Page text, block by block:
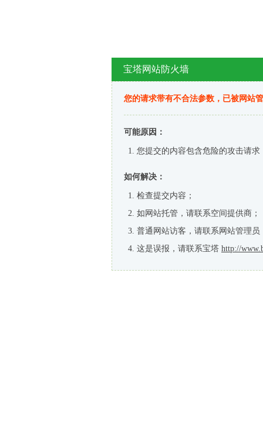
宝塔网站防火墙
您的请求带有不合法参数，已被网站
可能原因：
您提交的内容包含危险的攻击请求
如何解决：
检查提交内容；
如网站托管，请联系空间提供商；
普通网站访客，请联系网站管理员
这是误报，请联系宝塔 http://